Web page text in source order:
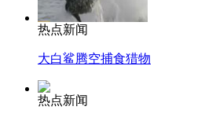
热点新闻
大白鲨腾空捕食猎物
热点新闻